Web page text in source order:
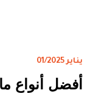
يناير 01/2025
أفضل أنواع